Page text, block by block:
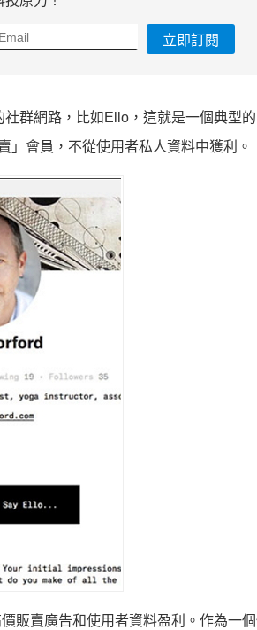
立即訂閱
群網路，比如Ello，這就是一個典型
」會員，不從使用者私人資料中獲利。
販賣廣告和使用者資料盈利。作為一